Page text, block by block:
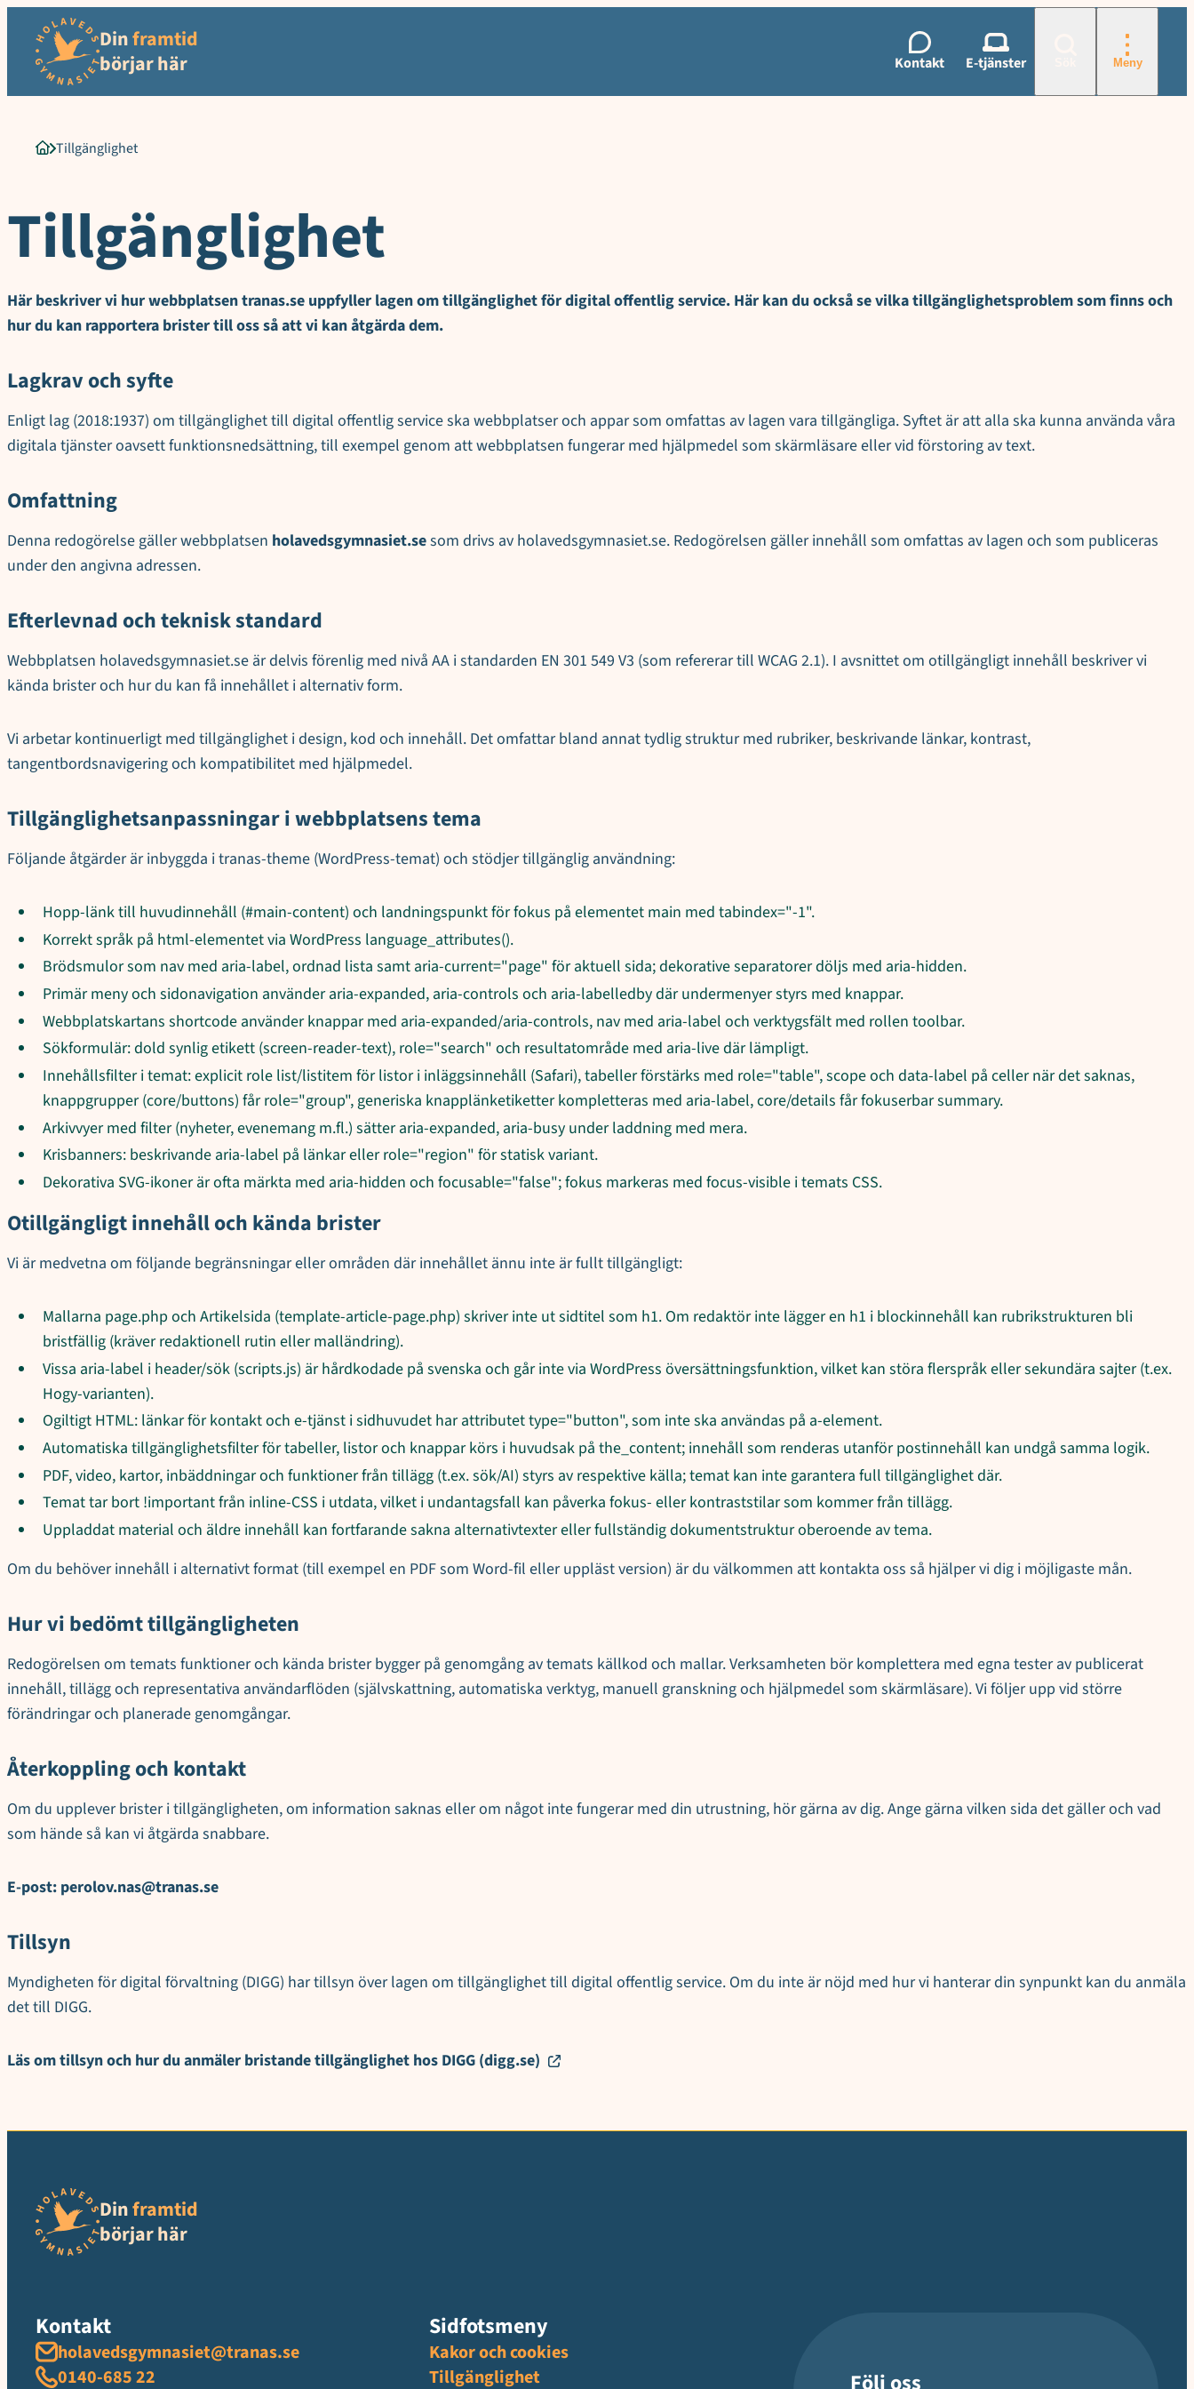
Sökord för intern sökning: Tillgänglighet, Lagkrav och syfte, Omfattning, Efterlevnad och teknisk standard, Tillgänglighetsanpassningar i webbplatsens tema, Otillgängligt innehåll och kända
innehåll
Dinframtid
börjar här
Kontakt E-tjänster Meny
Startsida
Tillgänglighet
Tillgänglighet
Här beskriver vi hur webbplatsen tranas.se uppfyller lagen om tillgänglighet för digital offentlig service. Här kan du också se vilka tillgänglighetsproblem som finns och
hur du kan rapportera brister till oss så att vi kan åtgärda dem.
Lagkrav och syfte
Enligt lag (2018:1937) om tillgänglighet till digital offentlig service ska webbplatser och appar som omfattas av lagen vara tillgängliga. Syftet är att alla ska kunna använda våra
digitala tjänster oavsett funktionsnedsättning, till exempel genom att webbplatsen fungerar med hjälpmedel som skärmläsare eller vid förstoring av text.
Omfattning
Denna redogörelse gäller webbplatsen holavedsgymnasiet.sesom drivs av holavedsgymnasiet.se. Redogörelsen gäller innehåll som omfattas av lagen och som publiceras
under den angivna adressen.
Efterlevnad och teknisk standard
Webbplatsen holavedsgymnasiet.se är delvis förenlig med nivå AA i standarden EN 301 549 V3 (som refererar till WCAG 2.1). I avsnittet om otillgängligt innehåll beskriver vi
kända brister och hur du kan få innehållet i alternativ form.
Vi arbetar kontinuerligt med tillgänglighet i design, kod och innehåll. Det omfattar bland annat tydlig struktur med rubriker, beskrivande länkar, kontrast,
tangentbordsnavigering och kompatibilitet med hjälpmedel.
Tillgänglighetsanpassningar i webbplatsens tema
Följande åtgärder är inbyggda i tranas-theme (WordPress-temat) och stödjer tillgänglig användning:
Hopp-länk till huvudinnehåll (#main-content) och landningspunkt för fokus på elementet main med tabindex="-1".
Korrekt språk på html-elementet via WordPress language_attributes().
Brödsmulor som nav med aria-label, ordnad lista samt aria-current="page" för aktuell sida; dekorative separatorer döljs med aria-hidden.
Primär meny och sidonavigation använder aria-expanded, aria-controls och aria-labelledby där undermenyer styrs med knappar.
Webbplatskartans shortcode använder knappar med aria-expanded/aria-controls, nav med aria-label och verktygsfält med rollen toolbar.
Sökformulär: dold synlig etikett (screen-reader-text), role="search" och resultatområde med aria-live där lämpligt.
Innehållsfilter i temat: explicit role list/listitem för listor i inläggsinnehåll (Safari), tabeller förstärks med role="table", scope och data-label på celler när det saknas,
knappgrupper (core/buttons) får role="group", generiska knapplänketiketter kompletteras med aria-label, core/details får fokuserbar summary.
Arkivvyer med filter (nyheter, evenemang m.fl.) sätter aria-expanded, aria-busy under laddning med mera.
Krisbanners: beskrivande aria-label på länkar eller role="region" för statisk variant.
Dekorativa SVG-ikoner är ofta märkta med aria-hidden och focusable="false"; fokus markeras med focus-visible i temats CSS.
Otillgängligt innehåll och kända brister
Vi är medvetna om följande begränsningar eller områden där innehållet ännu inte är fullt tillgängligt:
Mallarna page.php och Artikelsida (template-article-page.php) skriver inte ut sidtitel som h1. Om redaktör inte lägger en h1 i blockinnehåll kan rubrikstrukturen bli
bristfällig (kräver redaktionell rutin eller malländring).
Vissa aria-label i header/sök (scripts.js) är hårdkodade på svenska och går inte via WordPress översättningsfunktion, vilket kan störa flerspråk eller sekundära sajter (t.ex.
Hogy-varianten).
Ogiltigt HTML: länkar för kontakt och e-tjänst i sidhuvudet har attributet type="button", som inte ska användas på a-element.
Automatiska tillgänglighetsfilter för tabeller, listor och knappar körs i huvudsak på the_content; innehåll som renderas utanför postinnehåll kan undgå samma logik.
PDF, video, kartor, inbäddningar och funktioner från tillägg (t.ex. sök/AI) styrs av respektive källa; temat kan inte garantera full tillgänglighet där.
Temat tar bort !important från inline-CSS i utdata, vilket i undantagsfall kan påverka fokus- eller kontraststilar som kommer från tillägg.
Uppladdat material och äldre innehåll kan fortfarande sakna alternativtexter eller fullständig dokumentstruktur oberoende av tema.
Om du behöver innehåll i alternativt format (till exempel en PDF som Word-fil eller uppläst version) är du välkommen att kontakta oss så hjälper vi dig i möjligaste mån.
Hur vi bedömt tillgängligheten
Redogörelsen om temats funktioner och kända brister bygger på genomgång av temats källkod och mallar. Verksamheten bör komplettera med egna tester av publicerat
innehåll, tillägg och representativa användarflöden (självskattning, automatiska verktyg, manuell granskning och hjälpmedel som skärmläsare). Vi följer upp vid större
förändringar och planerade genomgångar.
Återkoppling och kontakt
Om du upplever brister i tillgängligheten, om information saknas eller om något inte fungerar med din utrustning, hör gärna av dig. Ange gärna vilken sida det gäller och vad
som hände så kan vi åtgärda snabbare.
E-post: perolov.nas@tranas.se
Tillsyn
Myndigheten för digital förvaltning (DIGG) har tillsyn över lagen om tillgänglighet till digital offentlig service. Om du inte är nöjd med hur vi hanterar din synpunkt kan du anmäla
det till DIGG.
Läs om tillsyn och hur du anmäler bristande tillgänglighet hos DIGG (digg.se)
Dinframtid
börjar här
Kontakt
holavedsgymnasiet@tranas.se
0140-685 22
Sidfotsmeny
Kakor och cookies
Tillgänglighet